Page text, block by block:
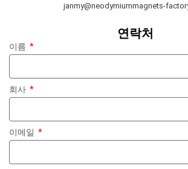
janmy@neodymiummagnets-
연락처
이름
회사
이메일